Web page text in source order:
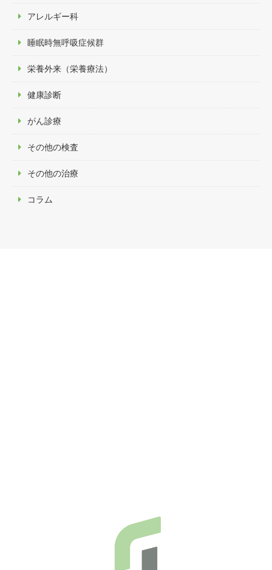
アレルギー科
睡眠時無呼吸症候群
栄養外来（栄養療法）
健康診断
がん診療
その他の検査
その他の治療
コラム